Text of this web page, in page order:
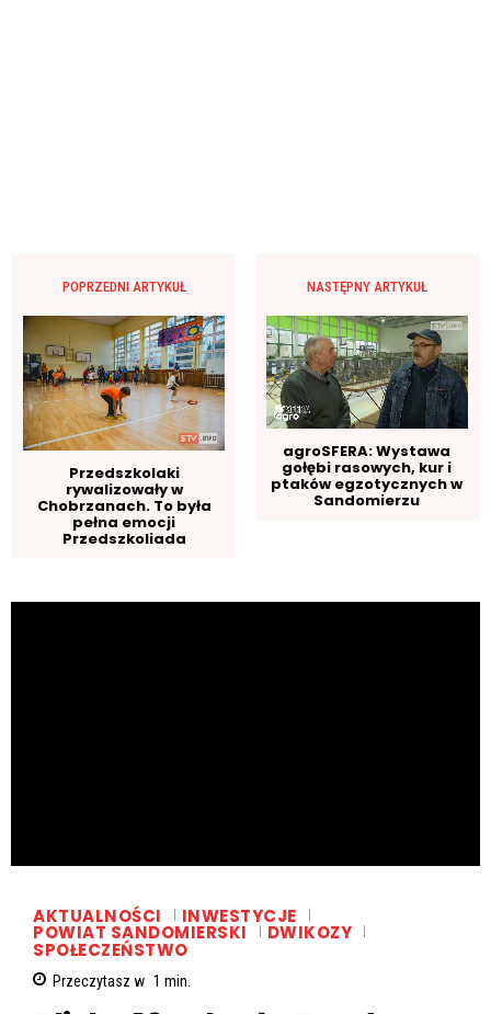
POPRZEDNI ARTYKUŁ
Przedszkolaki
rywalizowały w
Chobrzanach. To była
pełna emocji
Przedszkoliada
NASTĘPNY ARTYKUŁ
agroSFERA: Wystawa
gołębi rasowych, kur i
ptaków egzotycznych w
Sandomierzu